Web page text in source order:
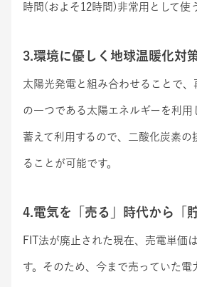
時間(およそ12時間)非常用として使
3.環境に優しく地球温暖化対
太陽光発電と組み合わせることで、
の一つである太陽エネルギーを利用
蓄えて利用するので、二酸化炭素の
ることが可能です。
4.電気を「売る」時代から「
FIT法が廃止された現在、売電単価
す。そのため、今まで売っていた電